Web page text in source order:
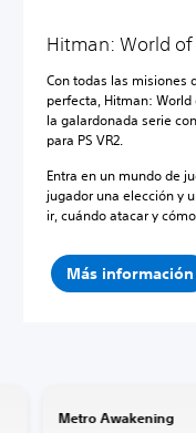
Hitman: World
Con todas las misiones
perfecta, Hitman:
la galardonada serie
para PS VR2.
Entra en un mundo de
jugador una elección y
ir, cuándo atacar y
Más información
Metro Awakening